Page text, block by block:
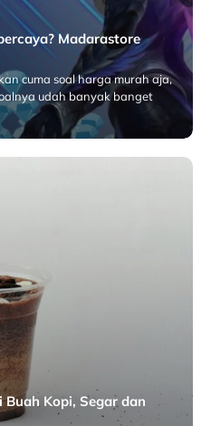
Madarastore
cuma soal harga murah aja,
udah banyak banget
Kopi, Segar dan